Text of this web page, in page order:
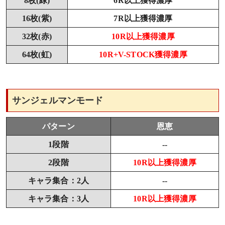
16枚(紫) 7R以上獲得濃厚
32枚(赤) 10R以上獲得濃厚
64枚(虹) 10R+V-STOCK獲得濃厚
サンジェルマンモード
パターン 恩恵
1段階 --
2段階 10R以上獲得濃厚
キャラ集合：2人 --
キャラ集合：3人 10R以上獲得濃厚